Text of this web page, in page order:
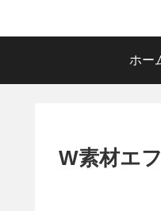
ホー
W素材エ